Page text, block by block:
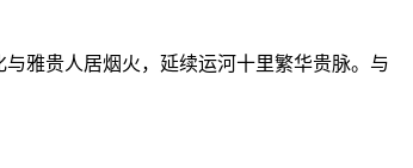
雅贵人居烟火，延续运河十里繁华贵脉。与